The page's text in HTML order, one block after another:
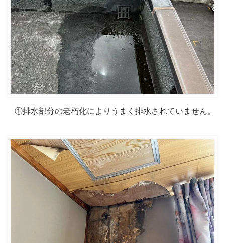
①排水部分の老朽化によりうまく排水されていません。